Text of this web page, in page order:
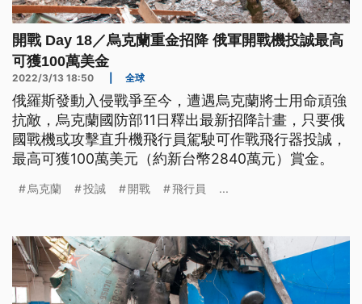
開戰 Day 18／烏克蘭重金招降 俄軍開戰機投誠最高
可獲100萬美金
2022/3/13 18:50 全球
俄羅斯發動入侵戰爭至今，遭遇烏克蘭將士用命頑強
抗敵，烏克蘭國防部11日釋出最新招降計畫，只要俄
國戰機或攻擊直升機飛行員駕駛可作戰飛行器投誠，
最高可獲100萬美元（約新台幣2840萬元）賞金。
烏克蘭 投誠 開戰 飛行員 ...